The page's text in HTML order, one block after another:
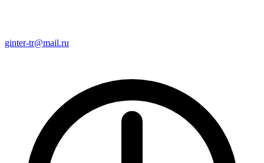
ginter-tr@mail.ru